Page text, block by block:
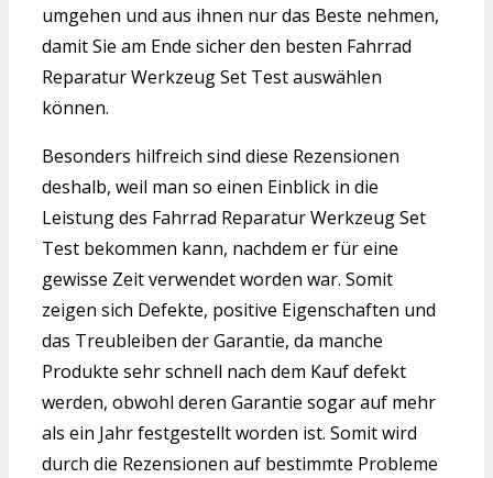
umgehen und aus ihnen nur das Beste nehmen,
damit Sie am Ende sicher den besten Fahrrad
Reparatur Werkzeug Set Test auswählen
können.
Besonders hilfreich sind diese Rezensionen
deshalb, weil man so einen Einblick in die
Leistung des Fahrrad Reparatur Werkzeug Set
Test bekommen kann, nachdem er für eine
gewisse Zeit verwendet worden war. Somit
zeigen sich Defekte, positive Eigenschaften und
das Treubleiben der Garantie, da manche
Produkte sehr schnell nach dem Kauf defekt
werden, obwohl deren Garantie sogar auf mehr
als ein Jahr festgestellt worden ist. Somit wird
durch die Rezensionen auf bestimmte Probleme